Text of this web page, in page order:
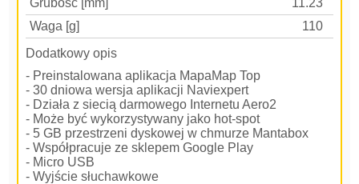
Grubość [mm]
11.23
Waga [g]
110
Dodatkowy opis
- Preinstalowana aplikacja MapaMap Top
- 30 dniowa wersja aplikacji Naviexpert
- Działa z siecią darmowego Internetu Aero2
- Może być wykorzystywany jako hot-spot
- 5 GB przestrzeni dyskowej w chmurze Mantabox
- Współpracuje ze sklepem Google Play
- Micro USB
- Wyjście słuchawkowe